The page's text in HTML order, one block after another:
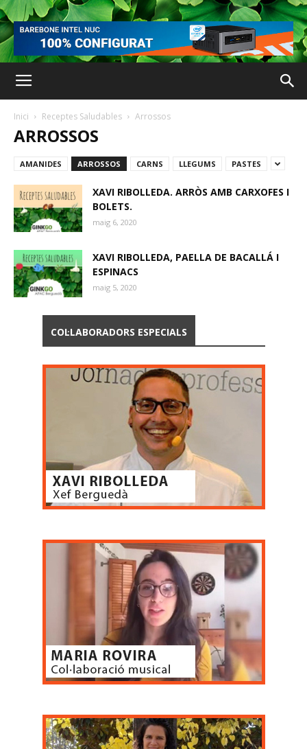
Inici Receptes Saludables Arrossos
ARROSSOS
AMANIDES ARROSSOS CARNS LLEGUMS PASTES
XAVI RIBOLLEDA. ARRÒS AMB CARXOFES I
BOLETS.
maig 6, 2020
XAVI RIBOLLEDA, PAELLA DE BACALLÁ I
ESPINACS
maig 5, 2020
COL·LABORADORS ESPECIALS